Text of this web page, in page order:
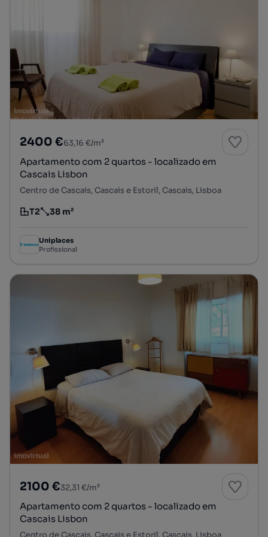
2400 €63,16 €/m²
Apartamento com 2 quartos - localizado em
Cascais Lisbon
Centro de Cascais, Cascais e Estoril, Cascais, Lisboa
Tipologia
T2
Preço por metro quadrado
38 m²
Uniplaces
Profissional
2100 €32,31 €/m²
Apartamento com 2 quartos - localizado em
Cascais Lisbon